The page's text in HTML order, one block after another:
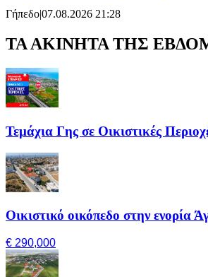
Γήπεδο|07.08.2026 21:28
ΤΑ ΑΚΙΝΗΤΑ ΤΗΣ
Τεμάχια Γης σε Οικιστικές
Οικιστικό οικόπεδο στην ενορία
€ 290,000